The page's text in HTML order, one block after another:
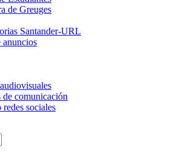
de Greuges
Santander-URL
anuncios
de comunicación
sociales